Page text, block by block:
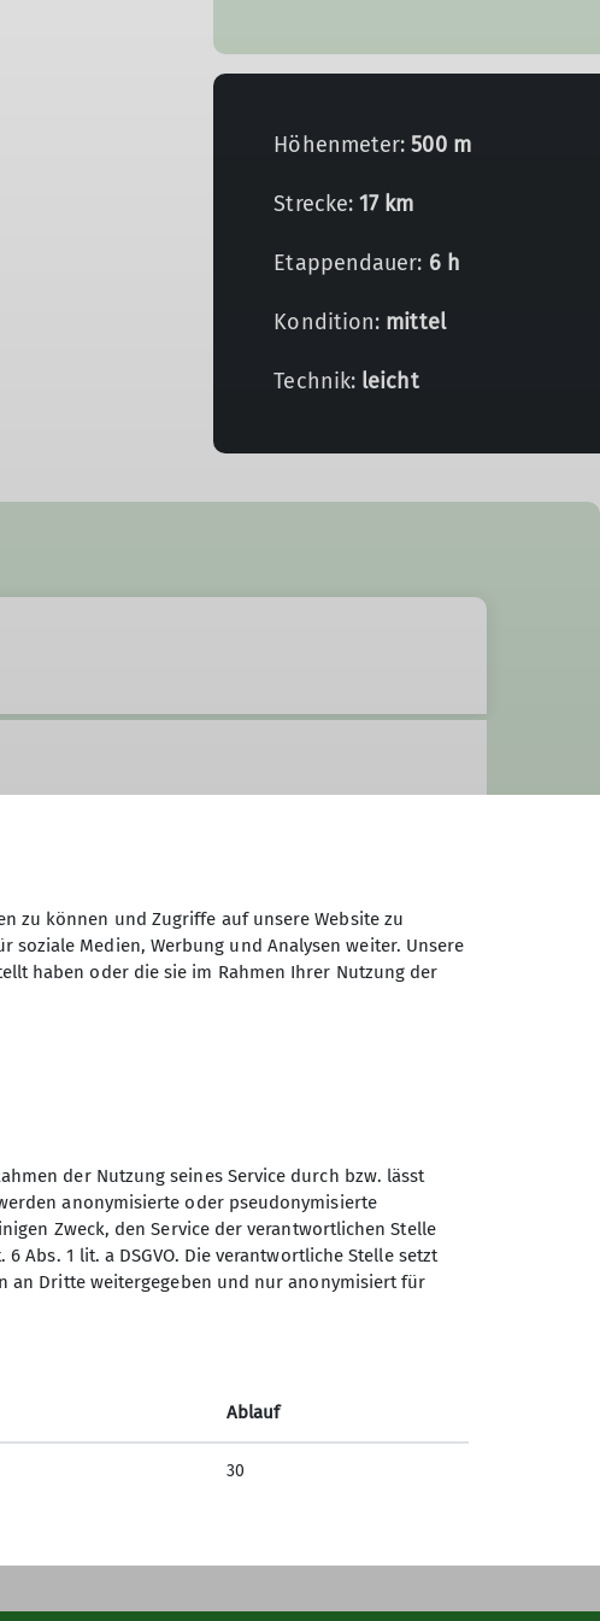
Höhenmeter:500 m
Strecke:17 km
Etappendauer: 6 h
Kondition: mittel
Technik: leicht
Sektion Ludwigsburg des
Deutschen Alpenvereins e.V.
Fuchshofstraße 66
zu können und Zugriffe auf unsere Website zu
Medien, Werbung und Analysen weiter. Unsere
haben oder die sie im Rahmen Ihrer Nutzung der
der Nutzung seines Service durch bzw. lässt
anonymisierte oder pseudonymisierte
Zweck, den Service der verantwortlichen Stelle
Abs. 1 lit. a DSGVO. Die verantwortliche Stelle setzt
an Dritte weitergegeben und nur anonymisiert für
Ablauf
30